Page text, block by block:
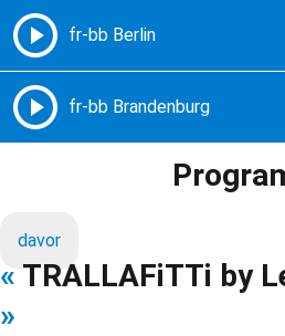
Freie Radios – Berlin
davor
« TRALLAFiTTi by
»